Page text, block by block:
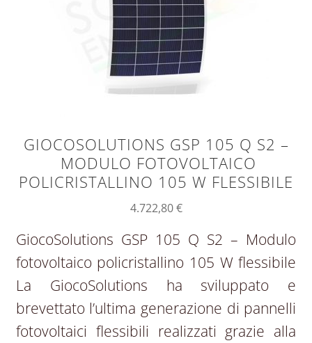
GIOCOSOLUTIONS GSP 105 Q S2 –
MODULO FOTOVOLTAICO
POLICRISTALLINO 105 W FLESSIBILE
4.722,80€
GiocoSolutions GSP 105 Q S2 – Modulo
fotovoltaico policristallino 105 W flessibile
La GiocoSolutions ha sviluppato e
brevettato l’ultima generazione di pannelli
fotovoltaici flessibili realizzati grazie alla